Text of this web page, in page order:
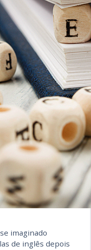
imaginado
de inglês depois